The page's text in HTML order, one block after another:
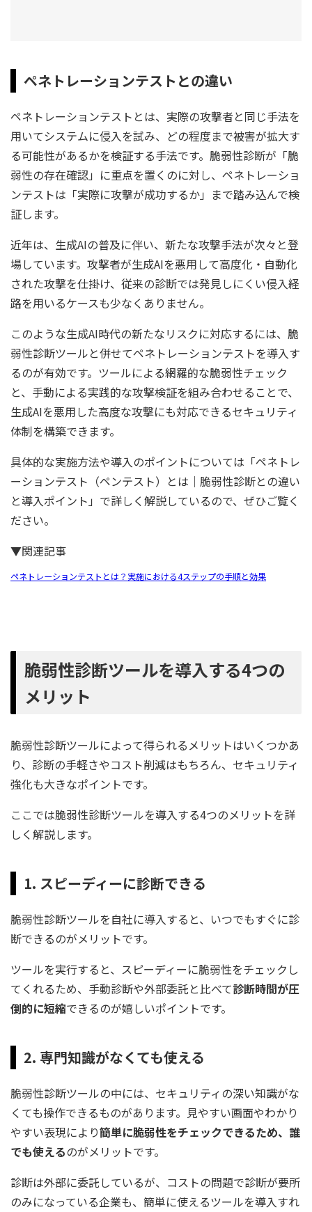
ペネトレーションテストとの違い
ペネトレーションテストとは、実際の攻撃者と同じ手法を
用いてシステムに侵入を試み、どの程度まで被害が拡大す
る可能性があるかを検証する手法です。脆弱性診断が「脆
弱性の存在確認」に重点を置くのに対し、ペネトレーショ
ンテストは「実際に攻撃が成功するか」まで踏み込んで検
証します。
近年は、生成AIの普及に伴い、新たな攻撃手法が次々と登
場しています。攻撃者が生成AIを悪用して高度化・自動化
された攻撃を仕掛け、従来の診断では発見しにくい侵入経
路を用いるケースも少なくありません。
このような生成AI時代の新たなリスクに対応するには、脆
弱性診断ツールと併せてペネトレーションテストを導入す
るのが有効です。ツールによる網羅的な脆弱性チェック
と、手動による実践的な攻撃検証を組み合わせることで、
生成AIを悪用した高度な攻撃にも対応できるセキュリティ
体制を構築できます。
具体的な実施方法や導入のポイントについては「ペネトレ
ーションテスト（ペンテスト）とは｜脆弱性診断との違い
と導入ポイント」で詳しく解説しているので、ぜひご覧く
ださい。
▼関連記事
ペネトレーションテストとは？実施における4ステップの手順と効果
脆弱性診断ツールを導入する4つの
メリット
脆弱性診断ツールによって得られるメリットはいくつかあ
り、診断の手軽さやコスト削減はもちろん、セキュリティ
強化も大きなポイントです。
ここでは脆弱性診断ツールを導入する4つのメリットを詳
しく解説します。
1. スピーディーに診断できる
脆弱性診断ツールを自社に導入すると、いつでもすぐに診
断できるのがメリットです。
ツールを実行すると、スピーディーに脆弱性をチェックし
てくれるため、手動診断や外部委託と比べて診断時間が圧
倒的に短縮できるのが嬉しいポイントです。
2. 専門知識がなくても使える
脆弱性診断ツールの中には、セキュリティの深い知識がな
くても操作できるものがあります。見やすい画面やわかり
やすい表現により簡単に脆弱性をチェックできるため、誰
でも使えるのがメリットです。
診断は外部に委託しているが、コストの問題で診断が要所
のみになっている企業も、簡単に使えるツールを導入すれ